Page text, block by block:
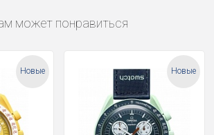
может понравиться
Новые Новые